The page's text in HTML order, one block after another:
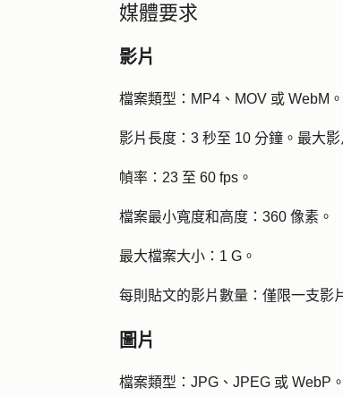
媒體要求
影片
檔案類型： MP4、MOV 或 WebM。
影片長度： 3 秒至 10 分鐘。最大
幀率： 23 至 60 fps。
檔案最小寬度和高度： 360 像素。
最大檔案大小： 1 G。
每則貼文的影片數量： 僅限一支影
圖片
檔案類型： JPG、JPEG 或 WebP。